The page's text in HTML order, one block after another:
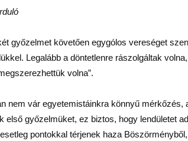
győzelmet követően egygólos vereséget
Legalább a döntetlenre rászolgáltak
volna”.
nem vár egyetemistáinkra könnyű
első győzelmüket, ez biztos, hogy lendületet
pontokkal térjenek haza